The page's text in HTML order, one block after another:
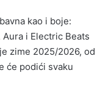
kao i boje:
i Electric Beats
zime 2025/2026, od
će podići svaku